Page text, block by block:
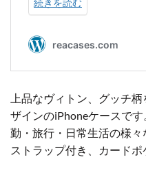
上品なヴィトン、グッチ
ザインのiPhoneケースで
勤・旅行・日常生活の様
ストラップ付き、カードポ